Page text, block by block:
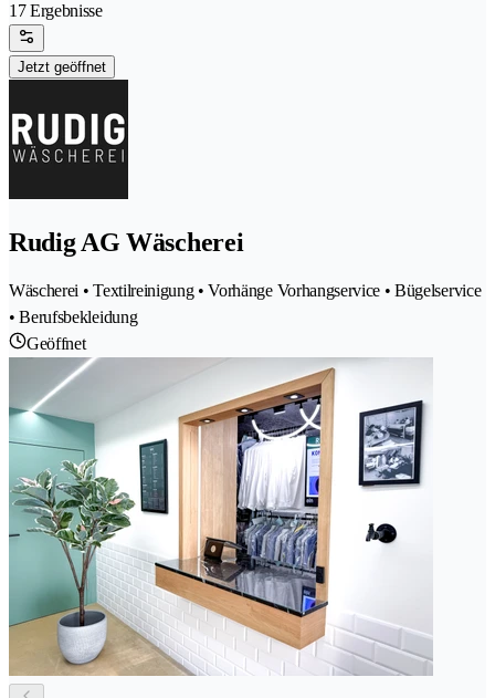
17 Ergebnisse
Jetzt geöffnet
Rudig AG Wäscherei
Wäscherei • Textilreinigung • Vorhänge Vorhangservice • Bügelservice
• Berufsbekleidung
Geöffnet